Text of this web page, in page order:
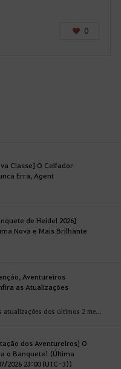
0
Classe] O Ceifador
Erra, Agent
de Heidel 2026]
Nova e Mais Brilhante
Aventureiros
as Atualizações
Dê uma olhada nas atualizações dos últimos 2 meses!
dos Aventureiros] O
o Banquete! (Última
2026 23:00 (UTC-3))